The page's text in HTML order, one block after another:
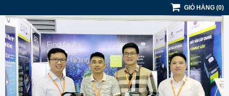
GIỎ HÀNG (0)